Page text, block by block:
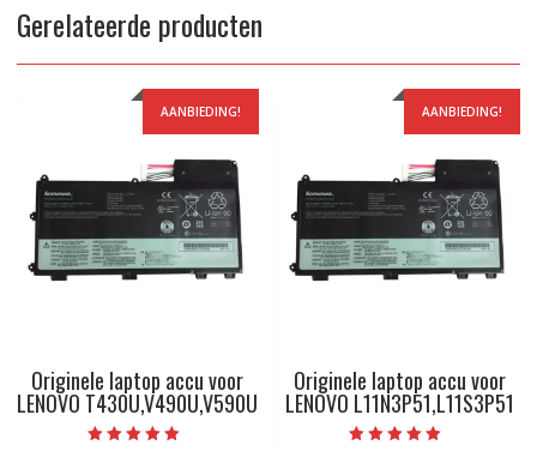
Gerelateerde producten
AANBIEDING!
Originele laptop accu voor
LENOVO T430U,V490U,V590U
AANBIEDING!
Originele laptop accu voor
LENOVO L11N3P51,L11S3P51